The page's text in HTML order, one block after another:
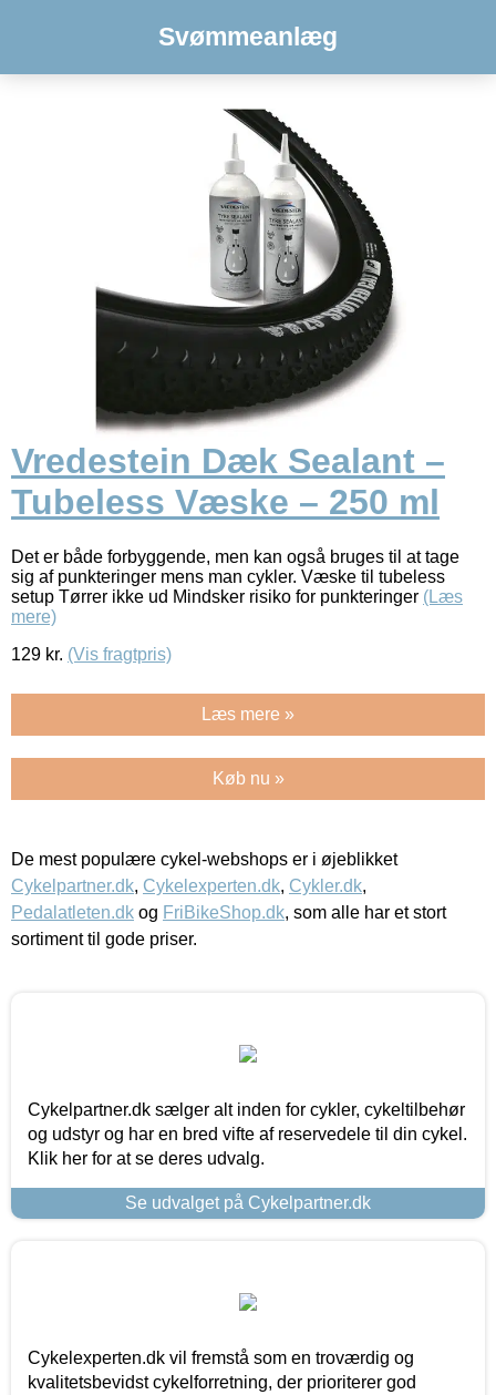
Svømmeanlæg
Vredestein Dæk Sealant –
Tubeless Væske – 250 ml
Det er både forbyggende, men kan også bruges til at tage
sig af punkteringer mens man cykler. Væske til tubeless
setup Tørrer ikke ud Mindsker risiko for punkteringer (Læs
mere)
129 kr. (Vis fragtpris)
Læs mere »
Køb nu »
De mest populære cykel-webshops er i øjeblikket
Cykelpartner.dk, Cykelexperten.dk, Cykler.dk,
Pedalatleten.dk og FriBikeShop.dk, som alle har et stort
sortiment til gode priser.
Cykelpartner.dk sælger alt inden for cykler, cykeltilbehør
og udstyr og har en bred vifte af reservedele til din cykel.
Klik her for at se deres udvalg.
Se udvalget på Cykelpartner.dk
Cykelexperten.dk vil fremstå som en troværdig og
kvalitetsbevidst cykelforretning, der prioriterer god